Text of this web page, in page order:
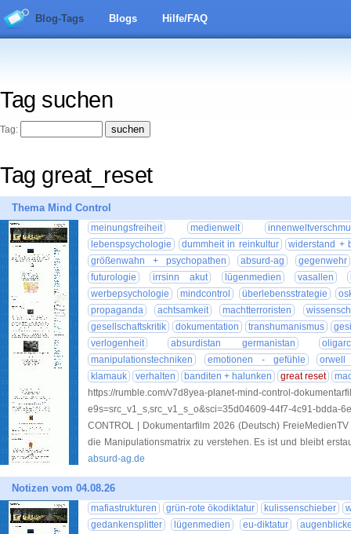
Blog-Tags Blogs Hilfe/FAQ
Tag suchen
Tag:
Tag great_reset
Thema Mind Control
meinungsfreiheit medienwelt
lebenspsychologie
dummheit in reinkultur
widerstand +
größenwahn + psychopathen
absurd-ag
gegenwehr
futurologie
irrsinn akut lügenmedien vasallen
werbepsychologie
mindcontrol überlebensstrategie
propaganda
achtsamkeit machtterroristen
gesellschaftskritik
dokumentation transhumanismus
verlogenheit
absurdistan germanistan
manipulationstechniken
emotionen - gefühle
orwell
klamauk
verhalten banditen + halunken great reset
https://rumble.com/v7d8yea-planet-mind-control-
e9s=src_v1_s,src_v1_s_o&sci=35d04609-44f7-4c91-
CONTROL | Dokumentarfilm 2026 (Deutsch)
die Manipulationsmatrix zu verstehen. Es ist und bleibt
absurd-ag.de
Notizen vom 04.08.26
mafiastrukturen grün-rote ökodiktatur kulissenschieber
gedankensplitter
lügenmedien eu-diktatur